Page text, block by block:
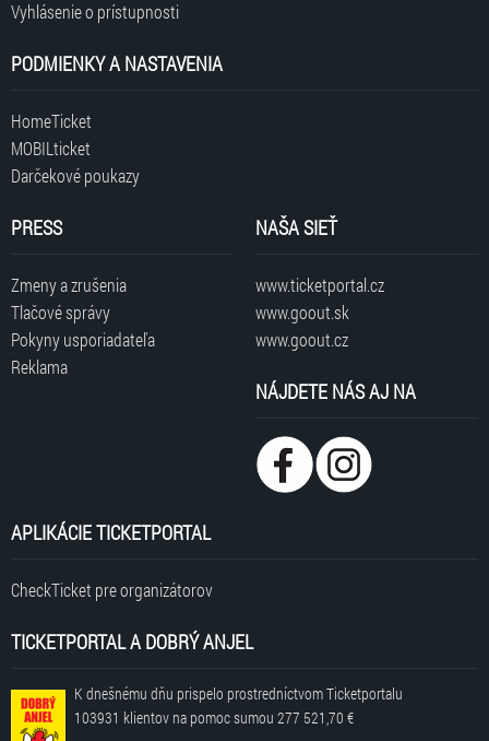
Vyhlásenie o prístupnosti
PODMIENKY A NASTAVENIA
HomeTicket
MOBILticket
Darčekové poukazy
PRESS
Zmeny a zrušenia
Tlačové správy
Pokyny usporiadateľa
Reklama
NAŠA SIEŤ
www.ticketportal.cz
www.goout.sk
www.goout.cz
NÁJDETE NÁS AJ NA
APLIKÁCIE TICKETPORTAL
CheckTicket pre organizátorov
TICKETPORTAL A DOBRÝ ANJEL
K dnešnému dňu prispelo prostredníctvom Ticketportalu
103931 klientov na pomoc sumou 277 521,70 €